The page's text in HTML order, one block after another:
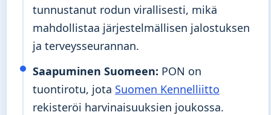
tunnustanut rodun virallisesti, mikä
mahdollistaa järjestelmällisen jalostuksen
ja terveysseurannan.
Saapuminen Suomeen: PON on
tuontirotu, jota Suomen Kennelliitto
rekisteröi harvinaisuuksien joukossa.